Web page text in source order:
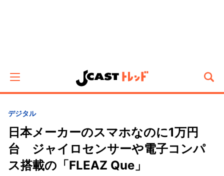
デジタル
日本メーカーのスマホなのに1万円
台 ジャイロセンサーや電子コンパ
ス搭載の「FLEAZ Que」